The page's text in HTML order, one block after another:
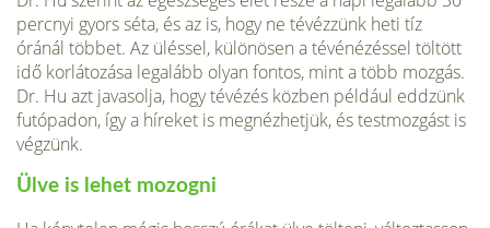
percnyi gyors séta, és az is, hogy ne tévézzünk heti tíz
óránál többet. Az üléssel, különösen a tévénézéssel töltött
idő korlátozása legalább olyan fontos, mint a több mozgás.
Dr. Hu azt javasolja, hogy tévézés közben például eddzünk
futópadon, így a híreket is megnézhetjük, és testmozgást is
végzünk.
Ülve is lehet mozogni